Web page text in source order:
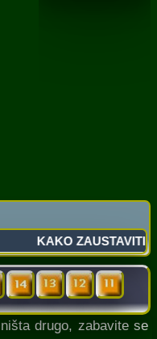
drugo, zabavite se